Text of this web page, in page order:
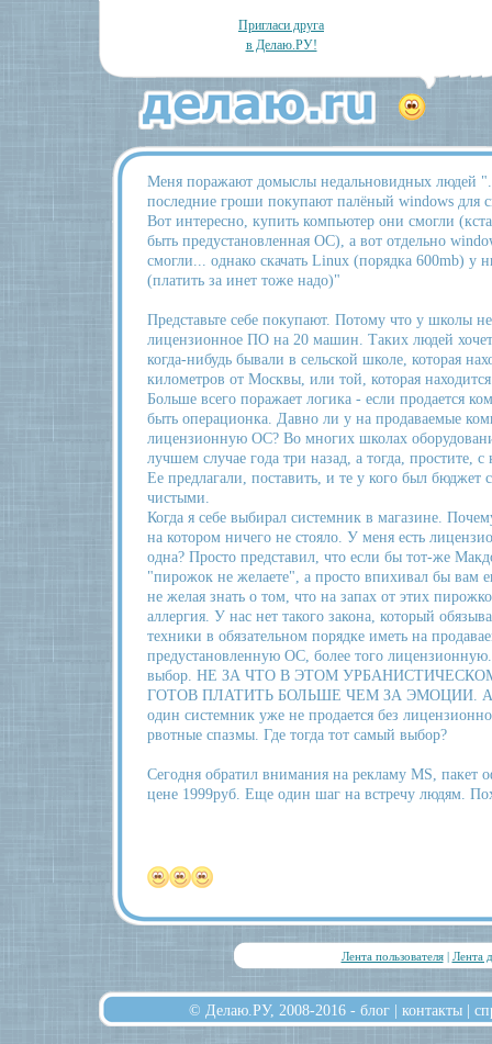
Пригласи друга
в Делаю.РУ!
Меня поражают домыслы недальновидных людей
последние гроши покупают палёный windows для
Вот интересно, купить компьютер они смогли
быть предустановленная ОС), а вот отдельно
смогли... однако скачать Linux (порядка 600mb) у
(платить за инет тоже надо)"
Представьте себе покупают. Потому что у школы
лицензионное ПО на 20 машин. Таких людей
когда-нибудь бывали в сельской школе, которая
километров от Москвы, или той, которая
Больше всего поражает логика - если продается
быть операционка. Давно ли у на продаваемые
лицензионную ОС? Во многих школах
лучшем случае года три назад, а тогда, простите,
Ее предлагали, поставить, и те у кого был бюджет
чистыми.
Когда я себе выбирал системник в магазине.
на котором ничего не стояло. У меня есть
одна? Просто представил, что если бы тот-же
"пирожок не желаете", а просто впихивал бы вам
не желая знать о том, что на запах от этих
аллергия. У нас нет такого закона, который
техники в обязательном порядке иметь на
предустановленную ОС, более того
выбор. НЕ ЗА ЧТО В ЭТОМ
ГОТОВ ПЛАТИТЬ БОЛЬШЕ ЧЕМ ЗА ЭМОЦИИ. А
один системник уже не продается без
рвотные спазмы. Где тогда тот самый выбор?
Сегодня обратил внимания на рекламу MS, пакет
цене 1999руб. Еще один шаг на встречу людям.
Лента пользователя| Лента
© Делаю.РУ, 2008-2016 - блог | контакты |